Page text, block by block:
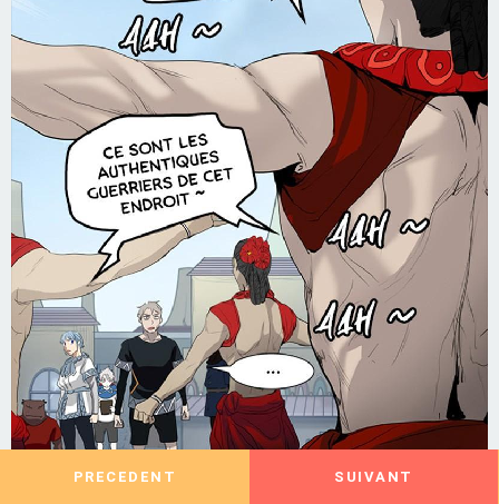
PRECEDENT SUIVANT